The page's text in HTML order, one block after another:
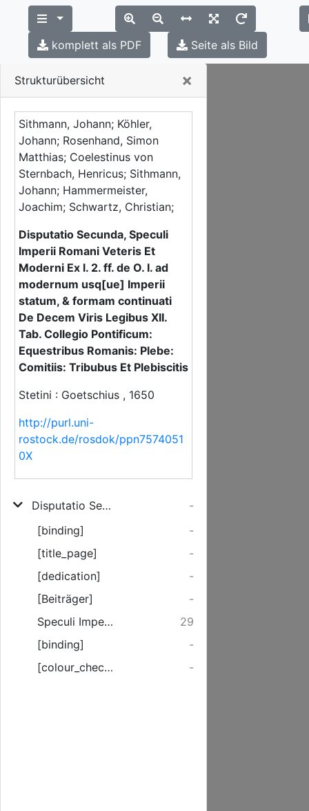
Strukturübersicht ×
Sithmann, Johann; Köhler,
Johann; Rosenhand, Simon
Matthias; Coelestinus von
Sternbach, Henricus; Sithmann,
Johann; Hammermeister,
Joachim; Schwartz, Christian;
Disputatio Secunda, Speculi
Imperii Romani Veteris Et
Moderni Ex l. 2. ff. de O. I. ad
modernum usq[ue] Imperii
statum, & formam continuati
De Decem Viris Legibus XII.
Tab. Collegio Pontificum:
Equestribus Romanis: Plebe:
Comitiis: Tribubus Et Plebiscitis
Stetini : Goetschius , 1650
http://purl.uni-
rostock.de/rosdok/ppn7574051
0X
Disputatio Secunda, Speculi Imperii Romani Veteris Et Moderni Ex l. 2. ff. de O. I. ad modernum usq[ue] Imperii statum, & formam continuati De Decem Viris Legibus XII. Tab. Collegio Pontificum: Equestribus Romanis: Plebe: Comitiis: Tribubus Et Plebiscitis
-
[binding]
-
[title_page]
-
[dedication]
-
[Beiträger]
-
Speculi Imperii Romani Verteris Et Moderni ...
29
[binding]
-
[colour_checker]
-
komplett als PDF Seite als Bild